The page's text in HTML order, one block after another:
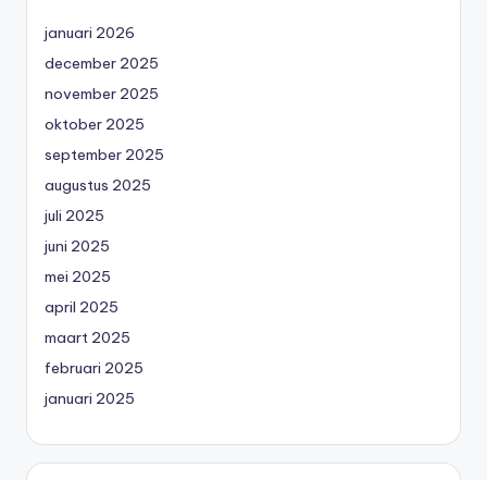
januari 2026
december 2025
november 2025
oktober 2025
september 2025
augustus 2025
juli 2025
juni 2025
mei 2025
april 2025
maart 2025
februari 2025
januari 2025